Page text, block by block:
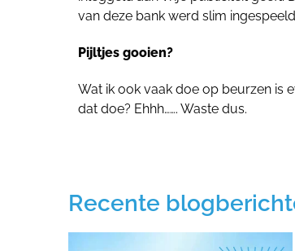
van deze bank werd slim
Pijltjes gooien?
Wat ik ook vaak doe op beurzen is
dat doe? Ehhh……. Waste dus.
Recente